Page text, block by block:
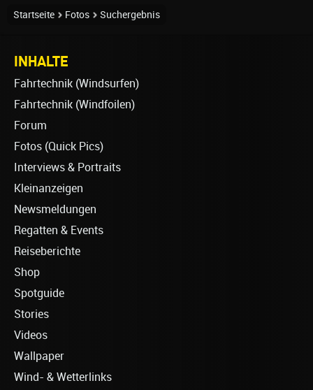
Startseite Fotos Suchergebnis
INHALTE
Fahrtechnik (Windsurfen)
Fahrtechnik (Windfoilen)
Forum
Fotos (Quick Pics)
Interviews & Portraits
Kleinanzeigen
Newsmeldungen
Regatten & Events
Reiseberichte
Shop
Spotguide
Stories
Videos
Wallpaper
Wind- & Wetterlinks